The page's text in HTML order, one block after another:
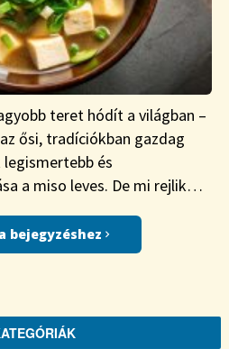
teret hódít a világban –
ősi, tradíciókban gazdag
és
a miso leves. De mi rejlik…
bejegyzéshez